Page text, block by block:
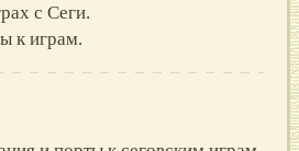
с Сеги.
к играм.